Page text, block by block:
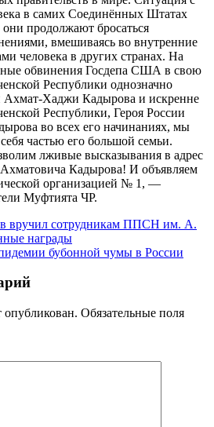
в самих Соединённых Штатах
они продолжают бросаться
вмешиваясь во внутренние
человека в других странах. На
обвинения Госдепа США в свою
Республики однозначно
Ахмат-Хаджи Кадырова и искренне
Республики, Героя России
во всех его начинаниях, мы
частью его большой семьи.
лживые высказывания в адрес
Кадырова! И объявляем
организацией № 1, —
Муфтията ЧР.
вручил сотрудникам ППСН им. А.
награды
бубонной чумы в России
опубликован. Обязательные поля